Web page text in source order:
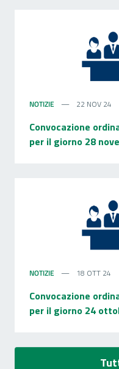
NOTIZIE 22 NOV 24
Convocazione
per il giorno 28
NOTIZIE 18 OTT 24
Convocazione
per il giorno 24